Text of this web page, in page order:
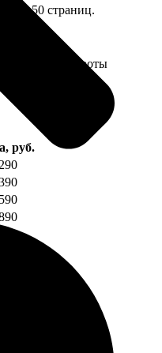
до 50 страниц.
1 мм.
развороты
руб.